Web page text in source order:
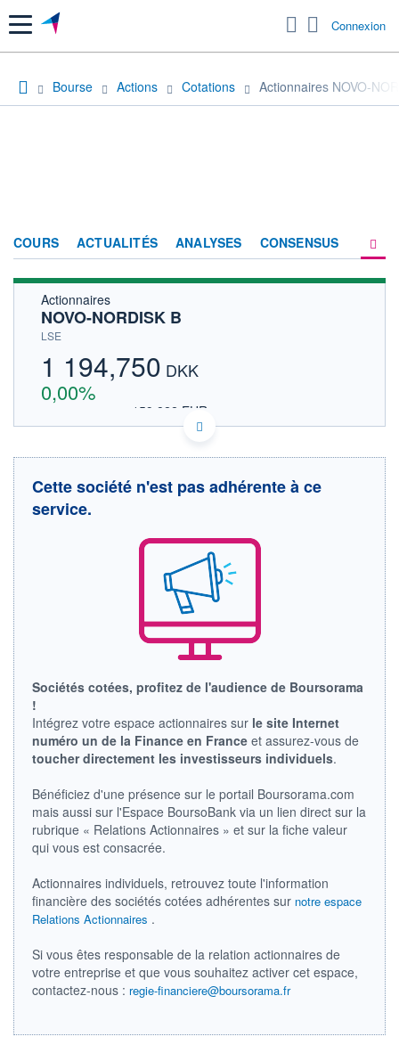
Menu Connexion
Bourse Actions Cotations Actionnaires NOVO-
COURS ACTUALITÉS ANALYSES CONSENSUS
Actionnaires
NOVO-NORDISK B
LSE
1 194,750 DKK
0,00%
159,822 EUR
DONNÉES TEMPS DIFFÉRÉ
Cotation sur les autres places
0,000
+ BAS
0,000
CAPITAL ÉCHANGÉ
0,00%
DERNIER ÉCHANGE
10.05.24 / 12:16:39
LIMITE À LA
BAISSE
LIMITE À LA
HAUSSE
RENDEMENT
ESTIMÉ 2026
-
PER ESTIMÉ
2026
-
DERNIER
DIVIDENDE
0,00 DKK
DATE
DERNIER
DIVIDENDE
-
PROCHAIN
ÉLIGIBILITÉ
Non éligible
+ PORTEFEUILLE + LISTE
Cette société n'est pas adhérente à ce
service.
Sociétés cotées, profitez de l'audience de Boursorama
!
Intégrez votre espace actionnaires sur le site Internet
numéro un de la Finance en France et assurez-vous de
toucher directement les investisseurs individuels.
Bénéficiez d'une présence sur le portail Boursorama.com
mais aussi sur l'Espace BoursoBank via un lien direct sur la
rubrique « Relations Actionnaires » et sur la fiche valeur
qui vous est consacrée.
Actionnaires individuels, retrouvez toute l'information
financière des sociétés cotées adhérentes sur notre espace
Relations Actionnaires .
Si vous êtes responsable de la relation actionnaires de
votre entreprise et que vous souhaitez activer cet espace,
contactez-nous : regie-financiere@boursorama.fr